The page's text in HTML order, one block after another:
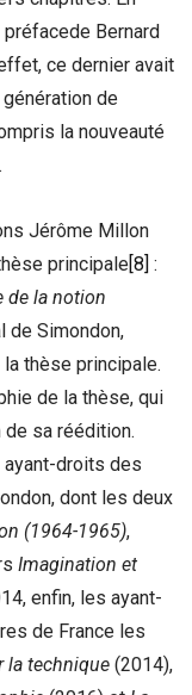
Bernard
ce dernier avait
de
la nouveauté
Jérôme Millon
principale [8] :
de la notion
de Simondon,
thèse principale.
de la thèse, qui
de sa réédition.
ayant-droits des
dont les deux
(1964-1965),
Imagination et
enfin, les ayant-
de France les
la technique (2014),